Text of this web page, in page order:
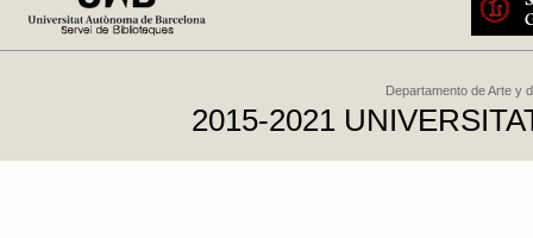
Departamento de Arte y
2015-2021